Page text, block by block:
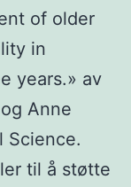
of older
in
years.» av
Anne
Science.
til å støtte